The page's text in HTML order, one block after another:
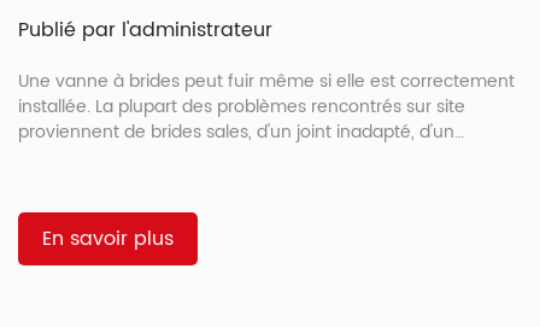
Publié par l'administrateur
Une vanne à brides peut fuir même si elle est correctement
installée. La plupart des problèmes rencontrés sur site
proviennent de brides sales, d'un joint inadapté, d'un
plan d'installation rigoureux permet de prévenir ces
problèmes avant la mise en service de la canalisation. Pour
l'isolation des canalisations en acier moulé, les acheteurs
En savoir plus